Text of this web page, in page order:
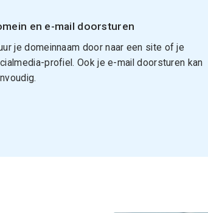
en e-mail doorsturen
je domeinnaam door naar een site of je
profiel. Ook je e-mail doorsturen kan